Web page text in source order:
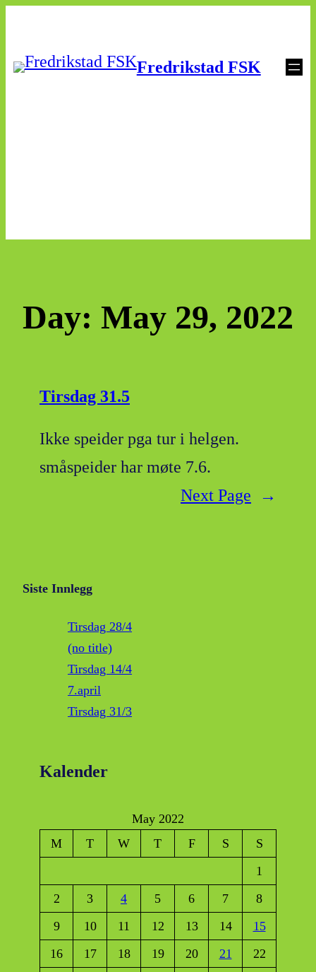
content
Fredrikstad FSK
Day: May 29, 2022
Tirsdag 31.5
Ikke speider pga tur i helgen.
småspeider har møte 7.6.
Next Page
→
Siste Innlegg
Tirsdag 28/4
(no title)
Tirsdag 14/4
7.april
Tirsdag 31/3
Kalender
May 2022
M
T W T F S
S
1
2
3 4 5 6 7
8
9
10 11 12 13 14
15
16
17 18 19 20 21
22